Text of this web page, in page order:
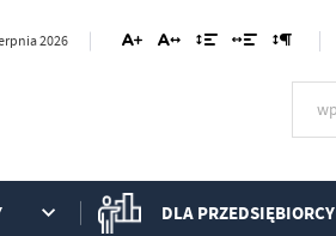
2026
DLA PRZEDSIĘBIORCY